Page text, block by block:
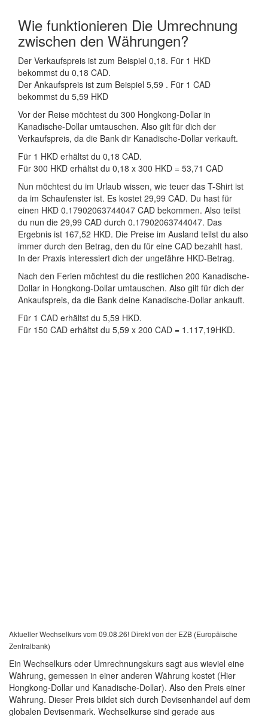
Wie funktionieren Die Umrechnung
zwischen den Währungen?
Der Verkaufspreis ist zum Beispiel 0,18. Für 1 HKD
bekommst du 0,18 CAD.
Der Ankaufspreis ist zum Beispiel 5,59 . Für 1 CAD
bekommst du 5,59 HKD
Vor der Reise möchtest du 300 Hongkong-Dollar in
Kanadische-Dollar umtauschen. Also gilt für dich der
Verkaufspreis, da die Bank dir Kanadische-Dollar verkauft.
Für 1 HKD erhältst du 0,18 CAD.
Für 300 HKD erhältst du 0,18 x 300 HKD = 53,71 CAD
Nun möchtest du im Urlaub wissen, wie teuer das T-Shirt ist
da im Schaufenster ist. Es kostet 29,99 CAD. Du hast für
einen HKD 0.17902063744047 CAD bekommen. Also teilst
du nun die 29,99 CAD durch 0.17902063744047. Das
Ergebnis ist 167,52 HKD. Die Preise im Ausland teilst du also
immer durch den Betrag, den du für eine CAD bezahlt hast.
In der Praxis interessiert dich der ungefähre HKD-Betrag.
Nach den Ferien möchtest du die restlichen 200 Kanadische-
Dollar in Hongkong-Dollar umtauschen. Also gilt für dich der
Ankaufspreis, da die Bank deine Kanadische-Dollar ankauft.
Für 1 CAD erhältst du 5,59 HKD.
Für 150 CAD erhältst du 5,59 x 200 CAD = 1.117,19HKD.
Aktueller Wechselkurs vom 09.08.26! Direkt von der EZB (Europäische
Zentralbank)
Ein Wechselkurs oder Umrechnungskurs sagt aus wieviel eine
Währung, gemessen in einer anderen Währung kostet (Hier
Hongkong-Dollar und Kanadische-Dollar). Also den Preis einer
Währung. Dieser Preis bildet sich durch Devisenhandel auf dem
globalen Devisenmark. Wechselkurse sind gerade aus